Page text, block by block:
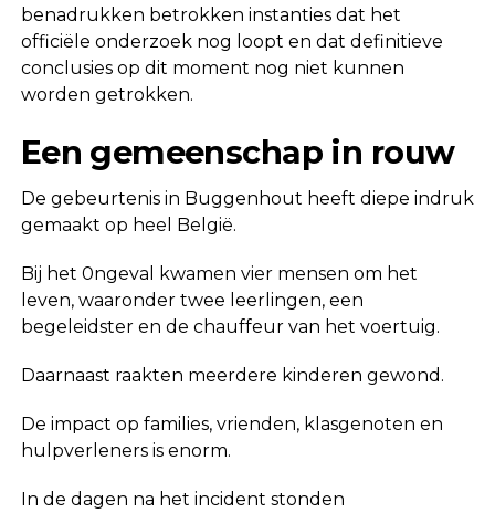
benadrukken betrokken instanties dat het
officiële onderzoek nog loopt en dat definitieve
conclusies op dit moment nog niet kunnen
worden getrokken.
Een gemeenschap in rouw
De gebeurtenis in Buggenhout heeft diepe indruk
gemaakt op heel België.
Bij het 0ngeval kwamen vier mensen om het
leven, waaronder twee leerlingen, een
begeleidster en de chauffeur van het voertuig.
Daarnaast raakten meerdere kinderen gewond.
De impact op families, vrienden, klasgenoten en
hulpverleners is enorm.
In de dagen na het incident stonden